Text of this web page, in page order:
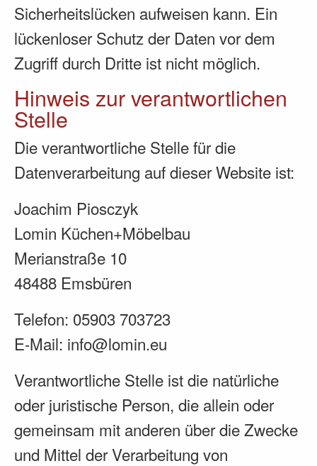
Sicherheitslücken aufweisen kann. Ein
lückenloser Schutz der Daten vor dem
Zugriff durch Dritte ist nicht möglich.
Hinweis zur verantwortlichen
Stelle
Die verantwortliche Stelle für die
Datenverarbeitung auf dieser Website ist:
Joachim Piosczyk
Lomin Küchen+Möbelbau
Merianstraße 10
48488 Emsbüren
Telefon: 05903 703723
E-Mail: info@lomin.eu
Verantwortliche Stelle ist die natürliche
oder juristische Person, die allein oder
gemeinsam mit anderen über die Zwecke
und Mittel der Verarbeitung von